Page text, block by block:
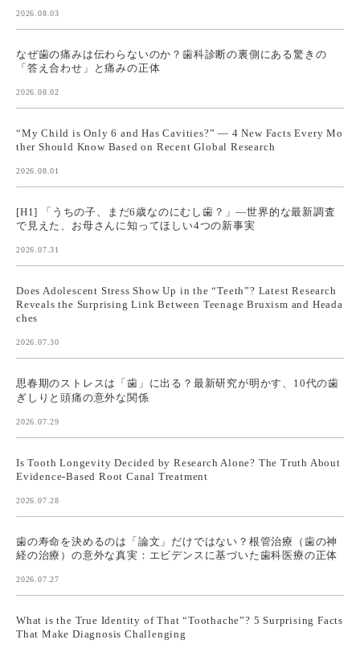
2026.08.03
なぜ歯の痛みは伝わらないのか？歯科診断の裏側にある驚きの
「答え合わせ」と痛みの正体
2026.08.02
“My Child is Only 6 and Has Cavities?” — 4 New Facts Every Mo
ther Should Know Based on Recent Global Research
2026.08.01
[H1] 「うちの子、まだ6歳なのにむし歯？」—世界的な最新調査
で見えた、お母さんに知ってほしい4つの新事実
2026.07.31
Does Adolescent Stress Show Up in the “Teeth”? Latest Research
Reveals the Surprising Link Between Teenage Bruxism and Heada
ches
2026.07.30
思春期のストレスは「歯」に出る？最新研究が明かす、10代の歯
ぎしりと頭痛の意外な関係
2026.07.29
Is Tooth Longevity Decided by Research Alone? The Truth About
Evidence-Based Root Canal Treatment
2026.07.28
歯の寿命を決めるのは「論文」だけではない？根管治療（歯の神
経の治療）の意外な真実：エビデンスに基づいた歯科医療の正体
2026.07.27
What is the True Identity of That “Toothache”? 5 Surprising Facts
That Make Diagnosis Challenging